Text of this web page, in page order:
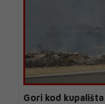
Gori kod